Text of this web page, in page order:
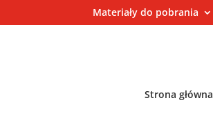
Materiały do pobrania
Strona główna